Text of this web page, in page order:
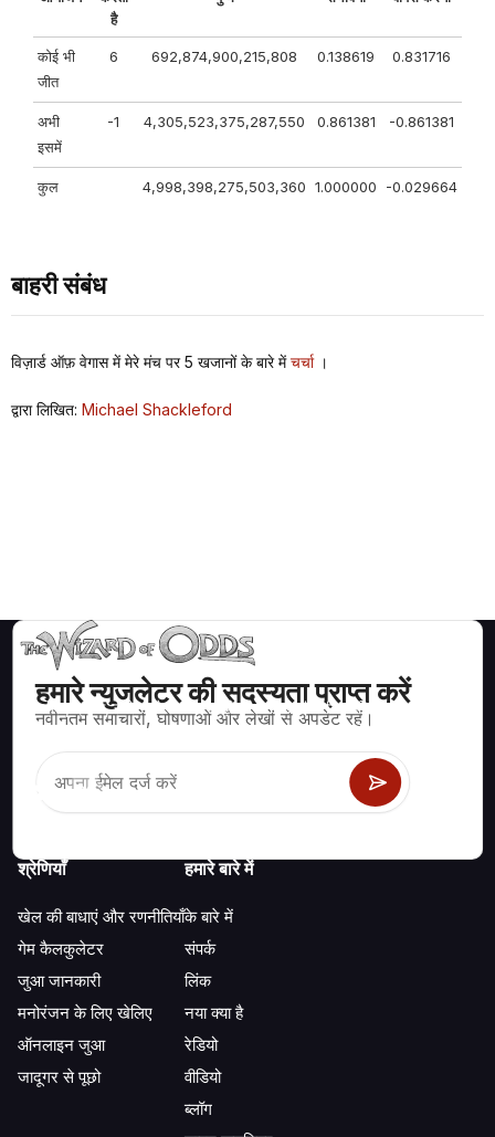
है
कोई भी
जीत
6 692,874,900,215,808 0.138619 0.831716
अभी
इसमें
-1 4,305,523,375,287,550 0.861381 -0.861381
कुल 4,998,398,275,503,360 1.000000 -0.029664
बाहरी संबंध
विज़ार्ड ऑफ़ वेगास में मेरे मंच पर 5 खजानों के बारे मेंचर्चा।
द्वारा लिखित: Michael Shackleford
हमारे न्युजलेटर की सदस्यता प्राप्त करें
नवीनतम समाचारों, घोषणाओं और लेखों से अपडेट रहें।
ब्लैकजैक, क्रेप्स, रूलेट और अन्य सैकड़ों कैसीनो खेलों के लिए गणितीय रूप से सही
श्रेणियाँ
खेल की बाधाएं और रणनीतियाँ
गेम कैलकुलेटर
जुआ जानकारी
मनोरंजन के लिए खेलिए
ऑनलाइन जुआ
जादूगर से पूछो
हमारे बारे में
के बारे में
संपर्क
लिंक
नया क्या है
रेडियो
वीडियो
ब्लॉग